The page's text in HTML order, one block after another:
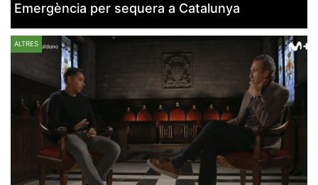
Emergència per sequera a Catalunya
ALTRES